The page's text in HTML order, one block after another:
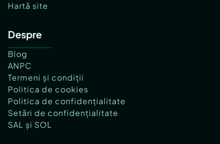
Hartă site
Despre
Blog
ANPC
Termeni și condiții
Politica de cookies
Politica de confidențialitate
Setări de confidențialitate
SAL și SOL